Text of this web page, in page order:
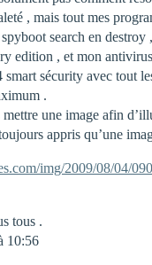
, mais tout mes
search en destroy
edition , et mon
sécurity avec tout
.
une image afin
appris qu’une
img/2009/08/04/
tous .
10:56